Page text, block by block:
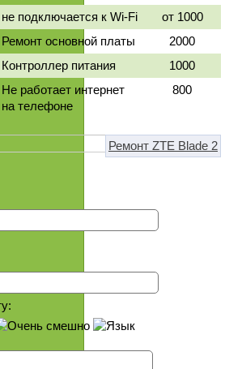
не подключается к Wi-Fi
от 1000
Ремонт основной платы
2000
Контроллер питания
1000
Не работает интернет
на телефоне
800
Ремонт ZTE Blade 2